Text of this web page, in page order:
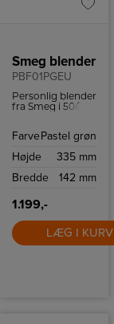
Smeg blender
PBF01PGEU
Personlig blender
fra Smeg i 50ér
to hastigheder.
FarvePastel grøn
Højde
335 mm
Bredde
142 mm
1.199,-
LÆG I KURV